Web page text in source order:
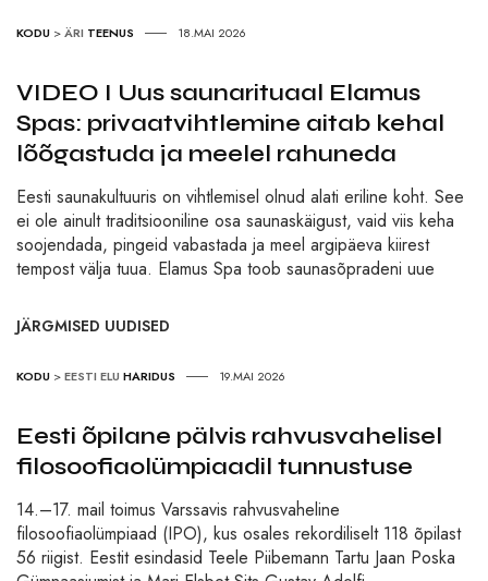
KODU >ÄRI TEENUS 18.MAI 2026
VIDEO I Uus saunarituaal Elamus
Spas: privaatvihtlemine aitab kehal
lõõgastuda ja meelel rahuneda
Eesti saunakultuuris on vihtlemisel olnud alati eriline koht. See
ei ole ainult traditsiooniline osa saunaskäigust, vaid viis keha
soojendada, pingeid vabastada ja meel argipäeva kiirest
tempost välja tuua. Elamus Spa toob saunasõpradeni uue
JÄRGMISED UUDISED
KODU >EESTI ELU HARIDUS 19.MAI 2026
Eesti õpilane pälvis rahvusvahelisel
filosoofiaolümpiaadil tunnustuse
14.–17. mail toimus Varssavis rahvusvaheline
filosoofiaolümpiaad (IPO), kus osales rekordiliselt 118 õpilast
56 riigist. Eestit esindasid Teele Piibemann Tartu Jaan Poska